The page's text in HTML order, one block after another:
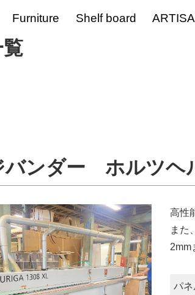
Furniture Shelf board
バンダー ホルツ
高性
また
2mm
パネ